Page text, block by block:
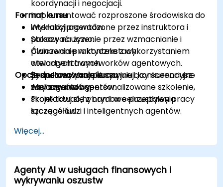
koordynacji i negocjacji.
Implementować rozproszone środowiska do
interakcji agentów.
Stosować uczenie przez wzmacnianie i
planowanie w kontekstach
wieloagentowych.
Symulować kooperacyjne i konkurencyjne
zachowania agentów.
Projektować hybrydowe przepływy pracy
łączące ludzi i inteligentnych agentów.
Format kursu
Wykłady prowadzone przez instruktora i
pokazy na żywo.
Ćwiczenia praktyczne z wykorzystaniem
otwartych frameworków agentowych.
Zespołowy projekt symulujący scenariusz
wieloagentowy.
Opcje dostosowania kursu
Aby zamówić spersonalizowane szkolenie,
skontaktuj się z nami w celu ustalenia
szczegółów.
Więcej...
Agenty AI w usługach finansowych i
wykrywaniu oszustw